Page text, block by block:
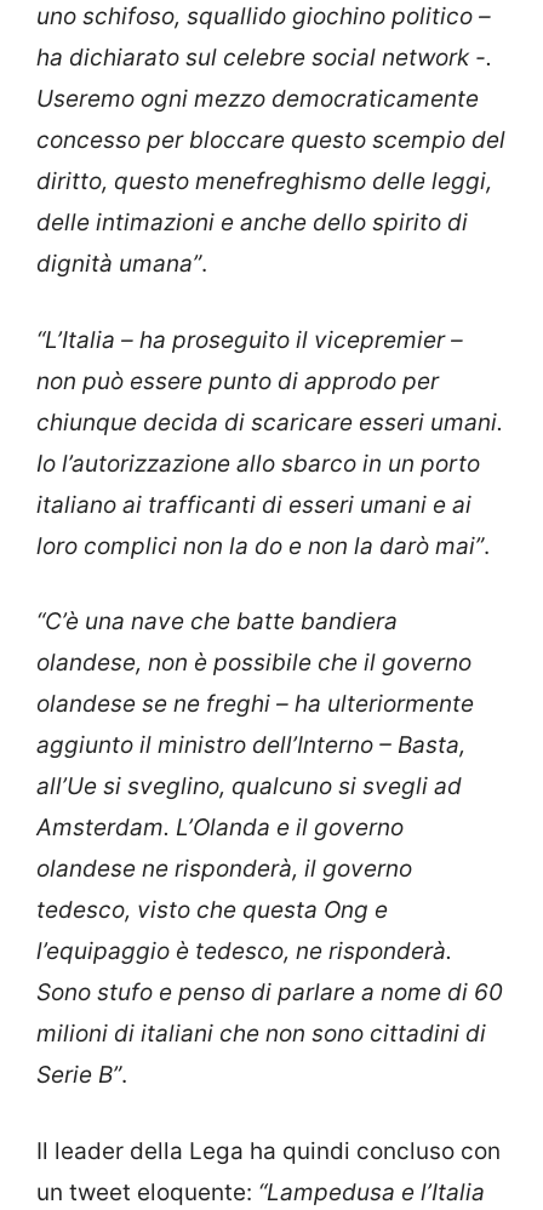
uno schifoso, squallido giochino politico –
ha dichiarato sul celebre social network -.
Useremo ogni mezzo democraticamente
concesso per bloccare questo scempio del
diritto, questo menefreghismo delle leggi,
delle intimazioni e anche dello spirito di
dignità umana”.
“L’Italia – ha proseguito il vicepremier –
non può essere punto di approdo per
chiunque decida di scaricare esseri umani.
Io l’autorizzazione allo sbarco in un porto
italiano ai trafficanti di esseri umani e ai
loro complici non la do e non la darò mai”.
“C’è una nave che batte bandiera
olandese, non è possibile che il governo
olandese se ne freghi – ha ulteriormente
aggiunto il ministro dell’Interno – Basta,
all’Ue si sveglino, qualcuno si svegli ad
Amsterdam. L’Olanda e il governo
olandese ne risponderà, il governo
tedesco, visto che questa Ong e
l’equipaggio è tedesco, ne risponderà.
Sono stufo e penso di parlare a nome di 60
milioni di italiani che non sono cittadini di
Serie B”.
Il leader della Lega ha quindi concluso con
un tweet eloquente: “Lampedusa e l’Italia